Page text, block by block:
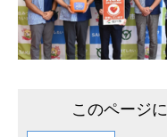
このページ